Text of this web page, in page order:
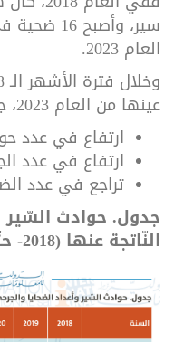
العام 2023.
عينها من العام 2023، جاءت النسبة التالية:
ارتفاع في عدد
ارتفاع في عدد
تراجع في عدد
جدول. حوادث السّير
النّاتجة عنها (2018- حتّى نهاية أب 2024.